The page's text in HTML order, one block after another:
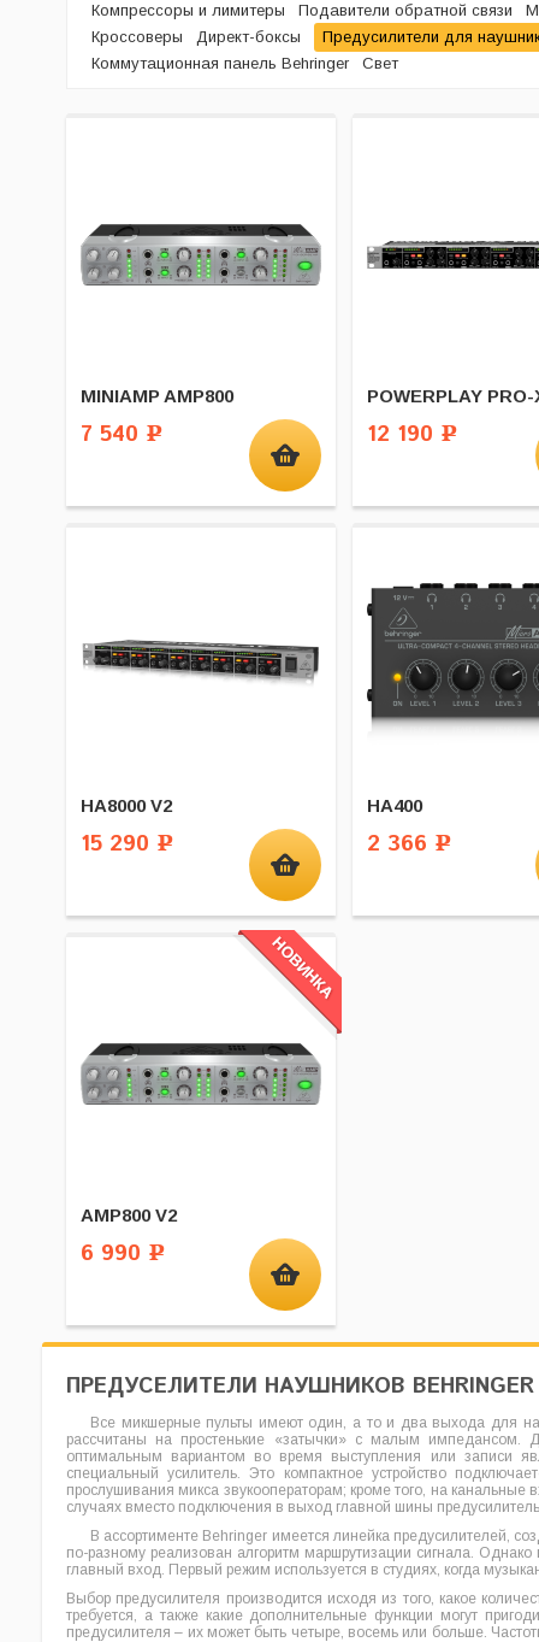
Компрессоры и лимитеры
Подавители обратной связи
Кроссоверы
Директ-боксы
Предусилители для
Коммутационная панель Behringer
Свет
MINIAMP AMP800
7 540 Р
POWERPLAY
12 190 Р
HA8000 V2
15 290 Р
HA400
2 366 Р
AMP800 V2
6 990 Р
ПРЕДУСЕЛИТЕЛИ НАУШНИКОВ BEHRINGER
Все микшерные пульты имеют один, а то и два выхода для
рассчитаны на простенькие «затычки» с малым импедансом.
оптимальным вариантом во время выступления или записи
специальный усилитель. Это компактное устройство
прослушивания микса звукооператорам; кроме того, на
случаях вместо подключения в выход главной шины
В ассортименте Behringer имеется линейка предусилителей,
по-разному реализован алгоритм маршрутизации сигнала.
главный вход. Первый режим используется в студиях, когда
Выбор предусилителя производится исходя из того, какое
требуется, а также какие дополнительные функции могут
предусилителя – их может быть четыре, восемь или больше.